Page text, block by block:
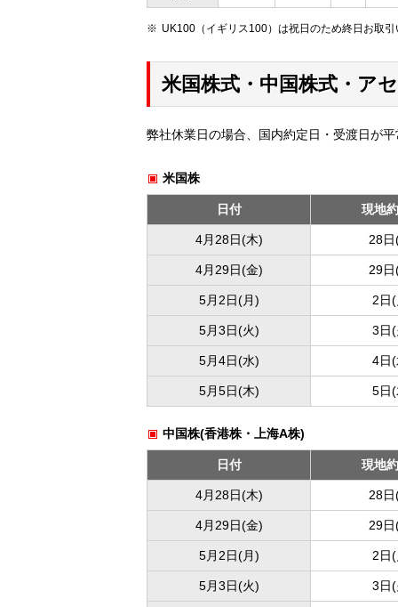
UK100（イギリス100）は祝日のため終日お取
米国株式・中国株式・ア
弊社休業日の場合、国内約定日・受渡日が
米国株
日付 現地
4月28日(木) 28
4月29日(金) 29
5月2日(月) 2日
5月3日(火) 3日
5月4日(水) 4日
5月5日(木) 5日
中国株(香港株・上海A株)
日付 現地
4月28日(木) 28
4月29日(金) 29
5月2日(月) 2日
5月3日(火) 3日